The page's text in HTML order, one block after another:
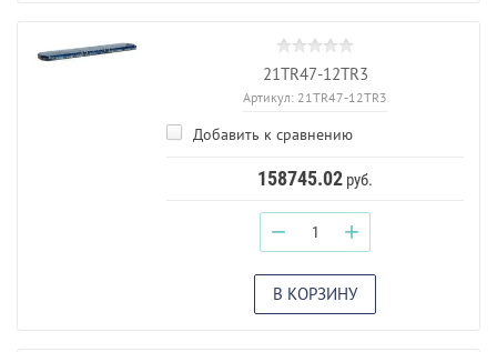
21TR47-12TR3
Артикул: 21TR47-12TR3
Добавить к сравнению
158745.02 руб.
− +
В КОРЗИНУ